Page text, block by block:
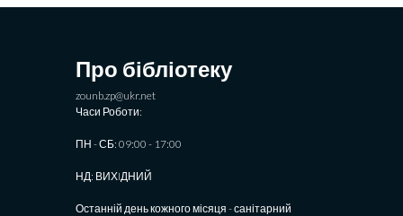
Про бібліотеку
zounb.zp@ukr.net
Часи Роботи:
ПН - СБ: 09:00 - 17:00
НД: ВИХIДНИЙ
Останній день кожного місяця - санітарний